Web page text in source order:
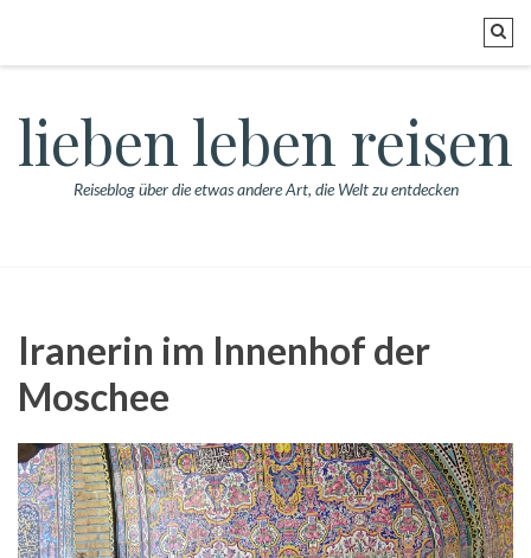
lieben leben reisen
Reiseblog über die etwas andere Art, die Welt zu entdecken
Iranerin im Innenhof der
Moschee